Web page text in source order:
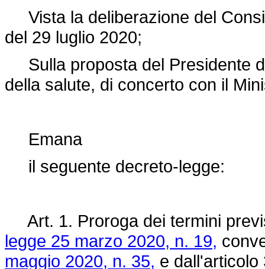
Vista la deliberazione del
del 29 luglio 2020;
Sulla proposta del Presidente
della salute, di concerto con il
Emana
il seguente decreto-legge:
Art. 1. Proroga dei termini
legge 25 marzo 2020, n. 19,
maggio 2020, n. 35, e